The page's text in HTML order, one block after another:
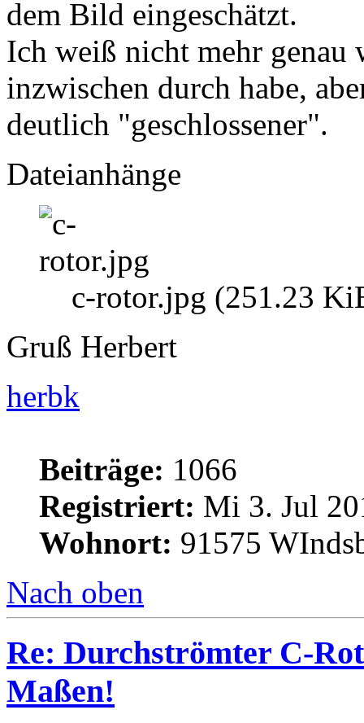
dem Bild eingeschätzt.
Ich weiß nicht mehr genau
inzwischen durch habe,
deutlich "geschlossener".
Dateianhänge
c-rotor.jpg (251.23
Gruß Herbert
herbk
Beiträge: 1066
Registriert: Mi 3. Jul
Wohnort: 91575
Nach oben
Re: Durchströmter C-
Maßen!